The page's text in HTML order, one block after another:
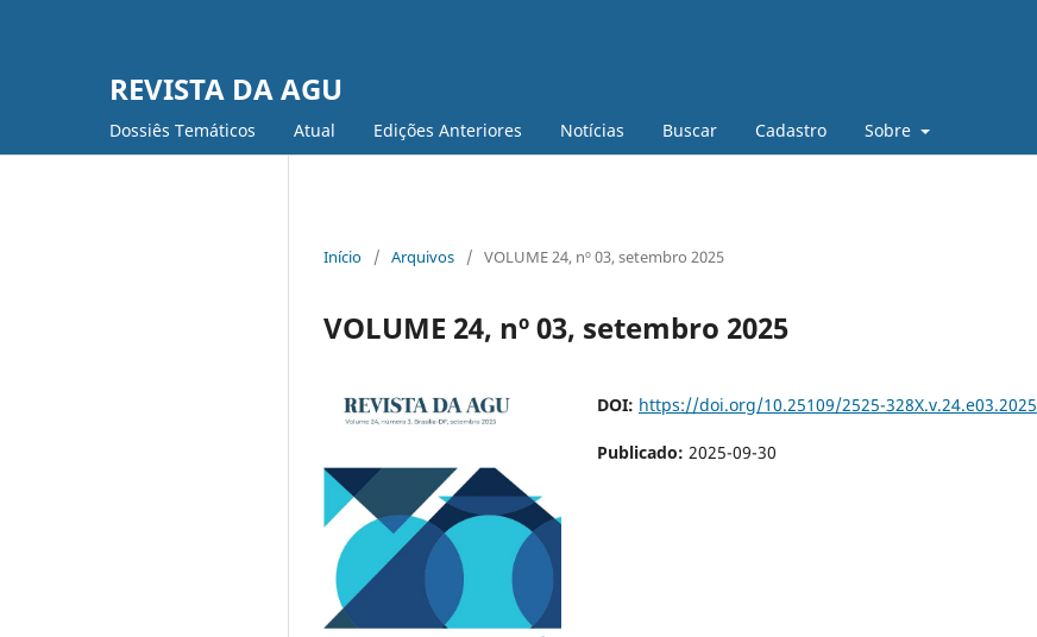
REVISTA DA AGU
Dossiês Temáticos Atual Edições Anteriores Notícias Buscar Cadastro Sobre
Início / Arquivos / VOLUME 24, nº 03, setembro 2025
VOLUME 24, nº 03, setembro 2025
DOI: https://doi.org/10.25109/2525-328X.v.24.e03.2025
Publicado: 2025-09-30